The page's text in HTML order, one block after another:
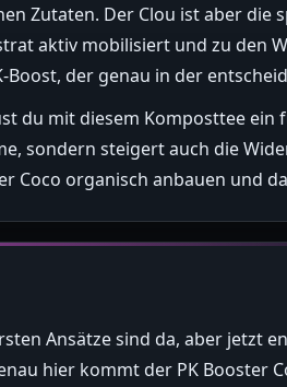
Zutaten. Der Clou ist aber die
aktiv mobilisiert und zu den
der genau in der
du mit diesem Komposttee
sondern steigert auch die
Coco organisch anbauen und
Ansätze sind da, aber jetzt
hier kommt der PK Booster